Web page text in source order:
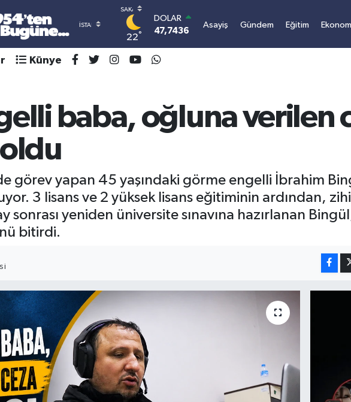
22°
DOLAR
47,7436
55,2510
6648.99
BİST100
13.773
Asayiş Gündem Eğitim
Künye
baba, oğluna verilen
görev yapan 45 yaşındaki görme engelli İbrahim
3 lisans ve 2 yüksek lisans eğitiminin ardından,
sonrası yeniden üniversite sınavına hazırlanan
bitirdi.